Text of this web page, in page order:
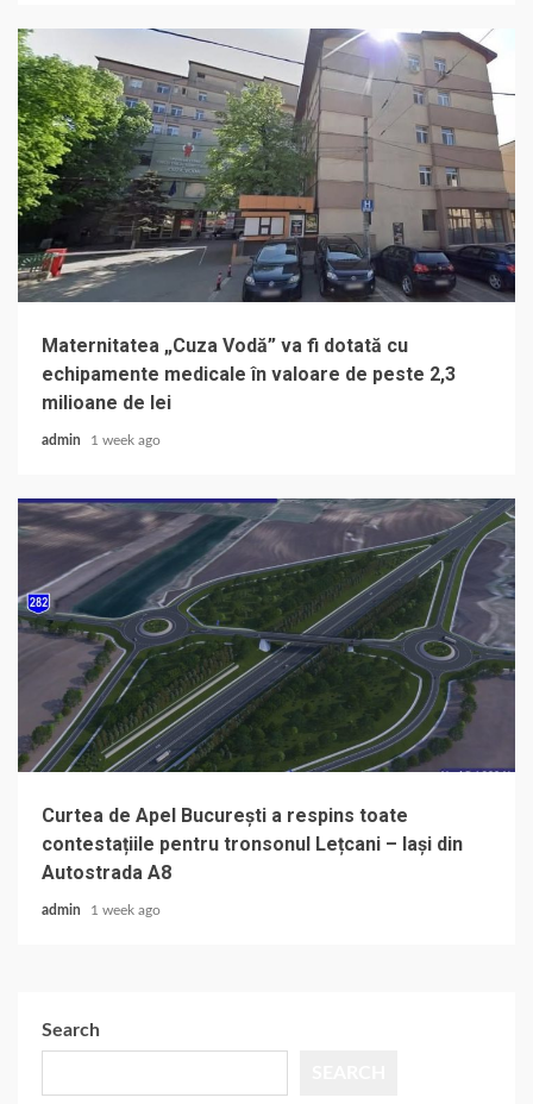
Maternitatea „Cuza Vodă” va fi dotată cu
echipamente medicale în valoare de peste 2,3
milioane de lei
admin 1 week ago
Curtea de Apel București a respins toate
contestațiile pentru tronsonul Lețcani – Iași din
Autostrada A8
admin 1 week ago
Search